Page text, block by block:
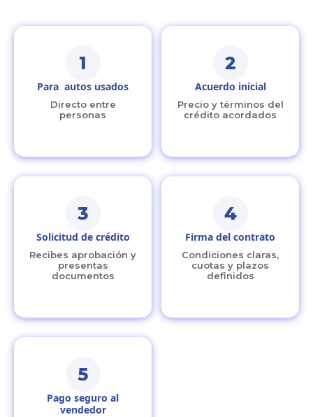
1
Para autos usados
Directo entre
personas
2
Acuerdo inicial
Precio y términos del
crédito acordados
3
Solicitud de crédito
Recibes aprobación y
presentas
documentos
4
Firma del contrato
Condiciones claras,
cuotas y plazos
definidos
5
Pago seguro al
vendedor